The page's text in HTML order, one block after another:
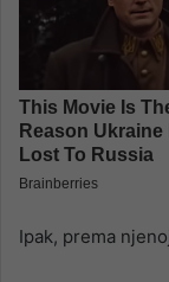
Ipak, prema